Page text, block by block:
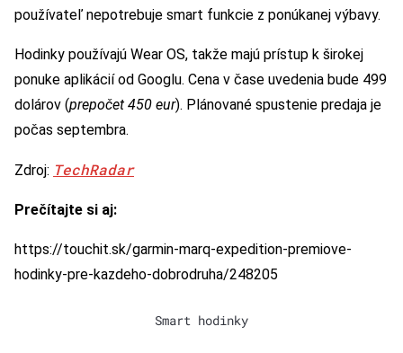
používateľ nepotrebuje smart funkcie z ponúkanej výbavy.
Hodinky používajú Wear OS, takže majú prístup k širokej
ponuke aplikácií od Googlu. Cena v čase uvedenia bude 499
dolárov (prepočet 450 eur). Plánované spustenie predaja je
počas septembra.
Zdroj: TechRadar
Prečítajte si aj:
https://touchit.sk/garmin-marq-expedition-premiove-
hodinky-pre-kazdeho-dobrodruha/248205
Smart hodinky